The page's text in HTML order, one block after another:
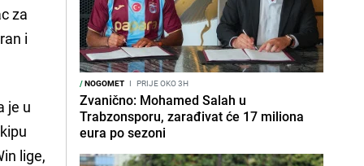
za
i
je u
lige,
/NOGOMET I PRIJE OKO 3H
Zvanično: Mohamed Salah u
Trabzonsporu, zarađivat će 17 miliona
eura po sezoni